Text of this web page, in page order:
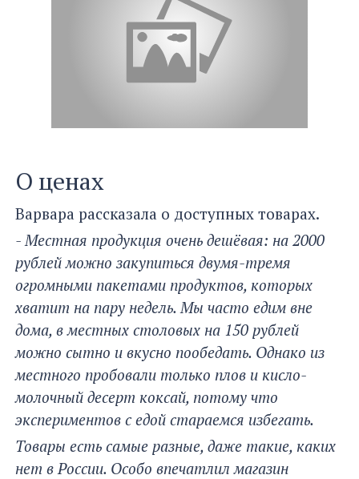
О ценах
Варвара рассказала о доступных товарах.
- Местная продукция очень дешёвая: на 2000
рублей можно закупиться двумя-тремя
огромными пакетами продуктов, которых
хватит на пару недель. Мы часто едим вне
дома, в местных столовых на 150 рублей
можно сытно и вкусно пообедать. Однако из
местного пробовали только плов и кисло-
молочный десерт коксай, потому что
экспериментов с едой стараемся избегать.
Товары есть самые разные, даже такие, каких
нет в России. Особо впечатлил магазин